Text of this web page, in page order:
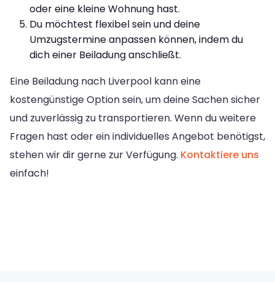
oder eine kleine Wohnung hast.
Du möchtest flexibel sein und deine
Umzugstermine anpassen können, indem du
dich einer Beiladung anschließt.
Eine Beiladung nach Liverpool kann eine
kostengünstige Option sein, um deine Sachen sicher
und zuverlässig zu transportieren. Wenn du weitere
Fragen hast oder ein individuelles Angebot benötigst,
stehen wir dir gerne zur Verfügung. Kontaktiere uns
einfach!